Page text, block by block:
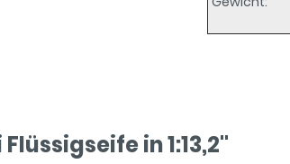
in 1:13,2"